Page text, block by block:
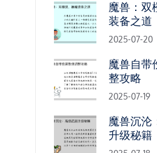
魔兽：双
装备之道
2025-07-20
魔兽自带
整攻略
2025-07-19
魔兽沉沦
升级秘籍